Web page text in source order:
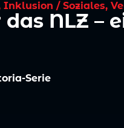
Inklusion / Soziales,
NLZ –
Serie